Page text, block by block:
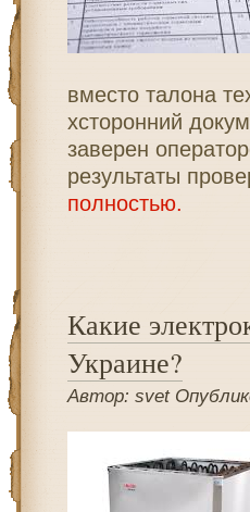
вместо талона
хсторонний
заверен
результаты
полностью.
Какие
Украине?
Автор: svet